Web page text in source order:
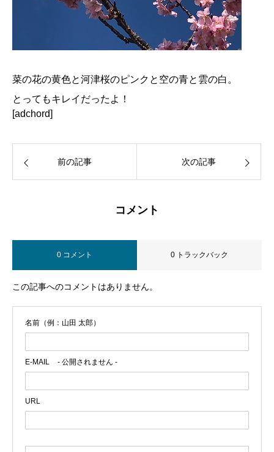
菜の花の黄色と河津桜のピンクと空の青と雲の白。
とってもキレイだったよ！
[adchord]
前の記事 次の記事
コメント
0 コメント 0 トラックバック
この記事へのコメントはありません。
名前（例：山田 太郎）
E-MAIL - 公開されません -
URL